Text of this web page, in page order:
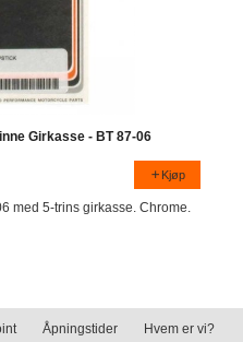
Girkasse - BT 87-06
Kjøp
med 5-trins girkasse. Chrome.
Åpningstider Hvem er vi?